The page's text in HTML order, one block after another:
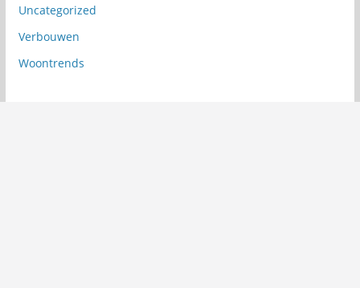
Uncategorized
Verbouwen
Woontrends